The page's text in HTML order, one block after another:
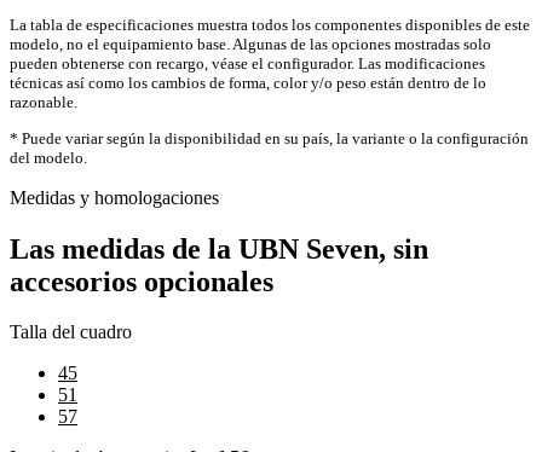
La tabla de especificaciones muestra todos los componentes disponibles de este
modelo, no el equipamiento base. Algunas de las opciones mostradas solo
pueden obtenerse con recargo, véase el configurador. Las modificaciones
técnicas así como los cambios de forma, color y/o peso están dentro de lo
razonable.
* Puede variar según la disponibilidad en su país, la variante o la configuración
del modelo.
Medidas y homologaciones
Las medidas de la UBN Seven, sin
accesorios opcionales
Talla del cuadro
45
51
57